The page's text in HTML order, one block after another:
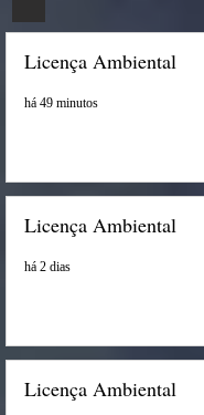
Licença Ambiental
há 49 minutos
Licença Ambiental
há 2 dias
Licença Ambiental